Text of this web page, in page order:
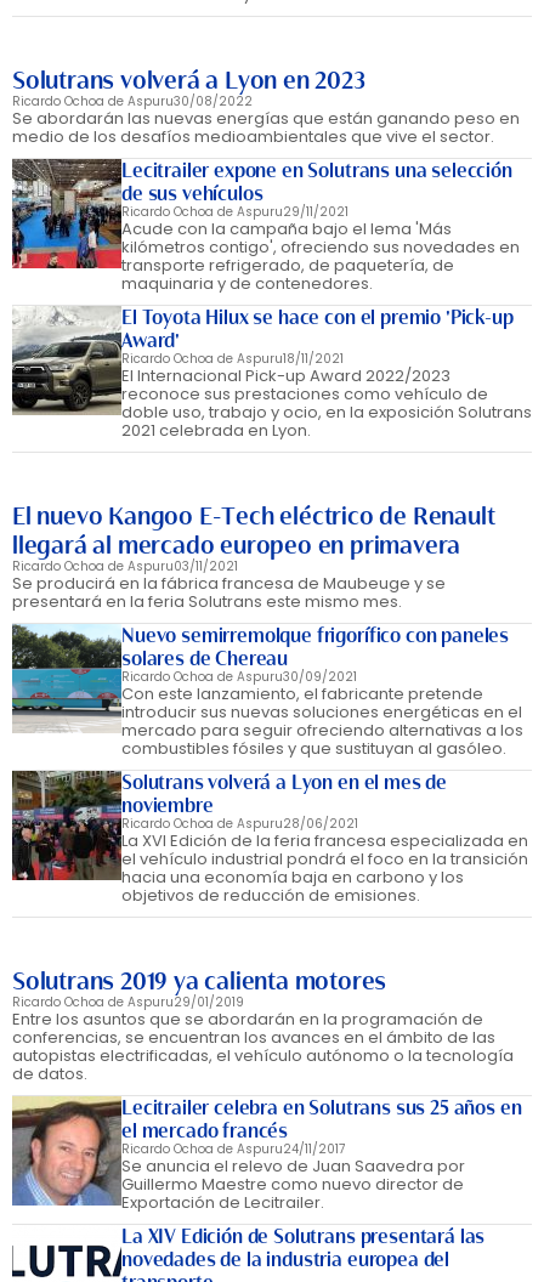
Solutrans volverá a Lyon en 2023
Ricardo Ochoa de Aspuru30/08/2022
Se abordarán las nuevas energías que están ganando peso en
medio de los desafíos medioambientales que vive el sector.
Lecitrailer expone en Solutrans una selección
de sus vehículos
Ricardo Ochoa de Aspuru29/11/2021
Acude con la campaña bajo el lema 'Más
kilómetros contigo', ofreciendo sus novedades en
transporte refrigerado, de paquetería, de
maquinaria y de contenedores.
El Toyota Hilux se hace con el premio 'Pick-up
Award'
Ricardo Ochoa de Aspuru18/11/2021
El Internacional Pick-up Award 2022/2023
reconoce sus prestaciones como vehículo de
doble uso, trabajo y ocio, en la exposición Solutrans
2021 celebrada en Lyon.
El nuevo Kangoo E-Tech eléctrico de Renault
llegará al mercado europeo en primavera
Ricardo Ochoa de Aspuru03/11/2021
Se producirá en la fábrica francesa de Maubeuge y se
presentará en la feria Solutrans este mismo mes.
Nuevo semirremolque frigorífico con paneles
solares de Chereau
Ricardo Ochoa de Aspuru30/09/2021
Con este lanzamiento, el fabricante pretende
introducir sus nuevas soluciones energéticas en el
mercado para seguir ofreciendo alternativas a los
combustibles fósiles y que sustituyan al gasóleo.
Solutrans volverá a Lyon en el mes de
noviembre
Ricardo Ochoa de Aspuru28/06/2021
La XVI Edición de la feria francesa especializada en
el vehículo industrial pondrá el foco en la transición
hacia una economía baja en carbono y los
objetivos de reducción de emisiones.
Solutrans 2019 ya calienta motores
Ricardo Ochoa de Aspuru29/01/2019
Entre los asuntos que se abordarán en la programación de
conferencias, se encuentran los avances en el ámbito de las
autopistas electrificadas, el vehículo autónomo o la tecnología
de datos.
Lecitrailer celebra en Solutrans sus 25 años en
el mercado francés
Ricardo Ochoa de Aspuru24/11/2017
Se anuncia el relevo de Juan Saavedra por
Guillermo Maestre como nuevo director de
Exportación de Lecitrailer.
La XIV Edición de Solutrans presentará las
novedades de la industria europea del